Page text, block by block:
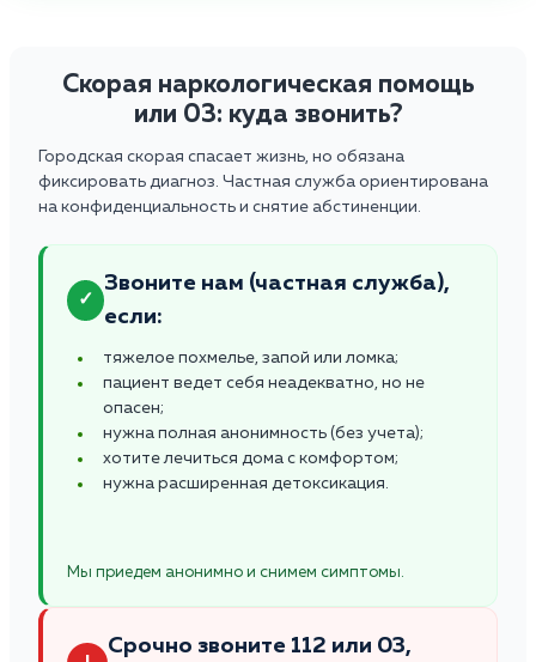
Скорая наркологическая помощь
или 03: куда звонить?
Городская скорая спасает жизнь, но обязана
фиксировать диагноз. Частная служба ориентирована
на конфиденциальность и снятие абстиненции.
✓
Звоните нам (частная служба),
если:
тяжелое похмелье, запой или ломка;
пациент ведет себя неадекватно, но не
опасен;
нужна полная анонимность (без учета);
хотите лечиться дома с комфортом;
нужна расширенная детоксикация.
Мы приедем анонимно и снимем симптомы.
Срочно звоните 112 или 03,